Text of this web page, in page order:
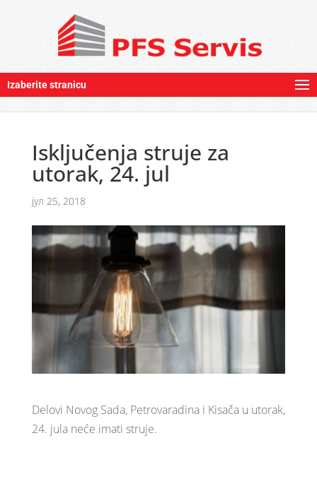
Izaberite stranicu
Isključenja struje za
utorak, 24. jul
јул 25, 2018
Delovi Novog Sada, Petrovaradina i Kisača u utorak,
24. jula neće imati struje.